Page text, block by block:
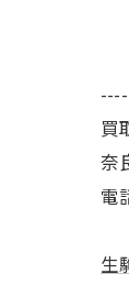
買
奈
電
生